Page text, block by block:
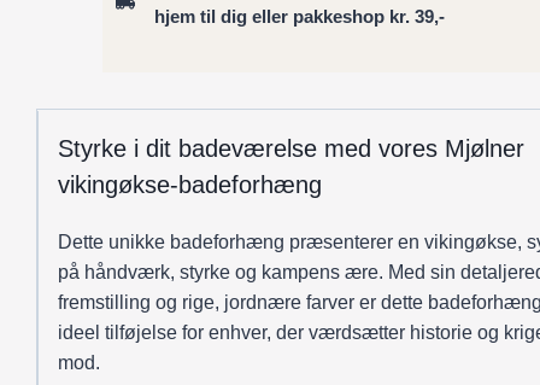
hjem til dig eller pakkeshop kr. 39,-
Styrke i dit badeværelse med vores Mjølner
vikingøkse-badeforhæng
Dette unikke badeforhæng præsenterer en vikingøkse,
på håndværk, styrke og kampens ære. Med sin
fremstilling og rige, jordnære farver er dette
ideel tilføjelse for enhver, der værdsætter historie og
mod.